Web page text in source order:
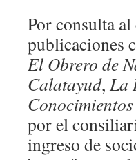
Por consulta
publicaciones
El Obrero de
Calatayud, La
por el
ingreso de